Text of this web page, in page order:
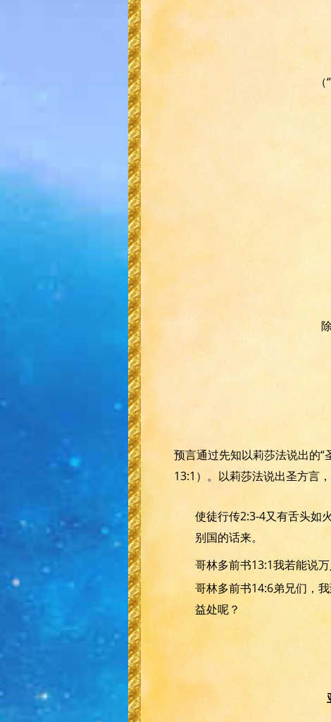
预言通过先知以莉莎法说出的
13:1）。以莉莎法说出圣方言
使徒行传2:3-4又有舌头如
别国的话来。
哥林多前书13:1我若能说
哥林多前书14:6弟兄们，
益处呢？